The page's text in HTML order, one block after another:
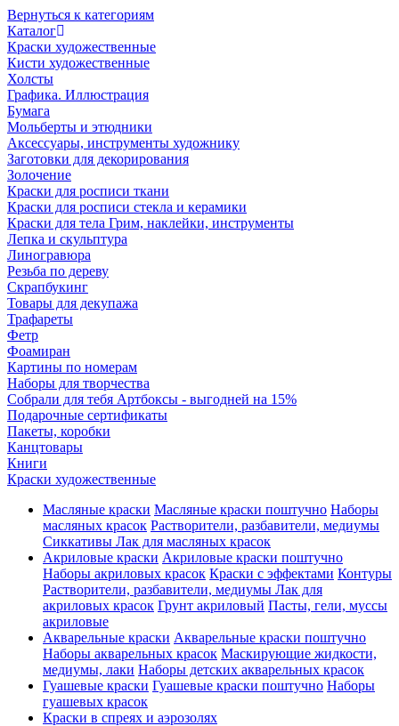
Вернуться к категориям
Каталог
Краски художественные
Кисти художественные
Холсты
Графика. Иллюстрация
Бумага
Мольберты и этюдники
Аксессуары, инструменты художнику
Заготовки для декорирования
Золочение
Краски для росписи ткани
Краски для росписи стекла и керамики
Краски для тела Грим, наклейки, инструменты
Лепка и скульптура
Линогравюра
Резьба по дереву
Скрапбукинг
Товары для декупажа
Трафареты
Фетр
Фоамиран
Картины по номерам
Наборы для творчества
Собрали для тебя Артбоксы - выгодней на 15%
Подарочные сертификаты
Пакеты, коробки
Канцтовары
Книги
Краски художественные
Масляные краски Масляные краски поштучно Наборы
масляных красок Растворители, разбавители, медиумы
Сиккативы Лак для масляных красок
Акриловые краски Акриловые краски поштучно
Наборы акриловых красок Краски с эффектами Контуры
Растворители, разбавители, медиумы Лак для
акриловых красок Грунт акриловый Пасты, гели, муссы
акриловые
Акварельные краски Акварельные краски поштучно
Наборы акварельных красок Маскирующие жидкости,
медиумы, лаки Наборы детских акварельных красок
Гуашевые краски Гуашевые краски поштучно Наборы
гуашевых красок
Краски в спреях и аэрозолях